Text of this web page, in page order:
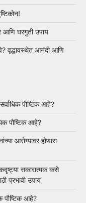
आणि घरगुती उपाय
वृद्धावस्थेत आनंदी आणि
पौष्टिक आहे?
पौष्टिक आहे?
आरोग्यावर होणारा
सकारात्मक कसे
प्रभावी उपाय
पौष्टिक आहे?